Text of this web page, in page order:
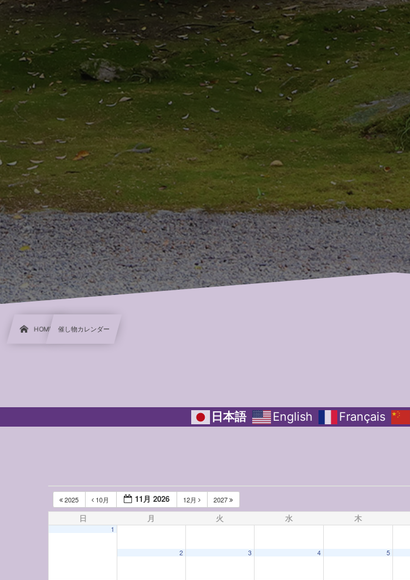
HOME 催し物カレンダー
日本語 English Français
2025 10月 11月 2026 12月 2027
日 月 火 水 木
1
2 3 4 5